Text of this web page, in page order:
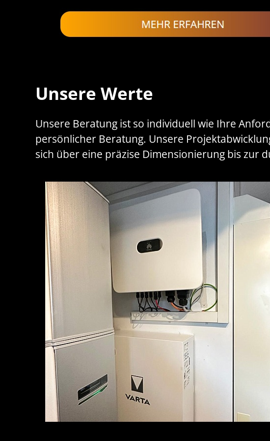
Unsere Werte
Unsere Beratung ist so individuell wie Ihre
persönlicher Beratung. Unsere
sich über eine präzise Dimensionierung bis zur